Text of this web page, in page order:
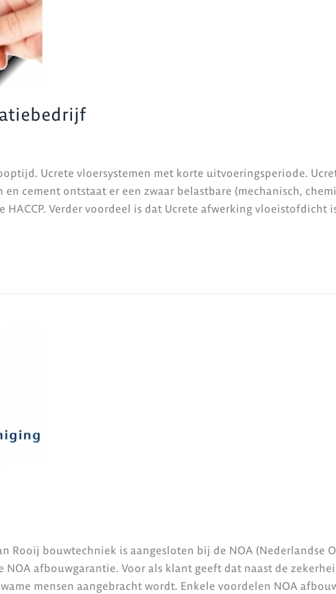
Ucrete vloersystemen met korte uitvoeringsperiode.
cement ontstaat er een zwaar belastbare (mechanisch,
HACCP. Verder voordeel is dat Ucrete afwerking vloeistofdicht
Rooij bouwtechniek is aangesloten bij de NOA
afbouwgarantie. Voor als klant geeft dat naast de
mensen aangebracht wordt. Enkele voordelen NOA